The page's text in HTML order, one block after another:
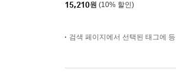
15,210원 (10% 할인)
검색 페이지에서 선택된 태그에